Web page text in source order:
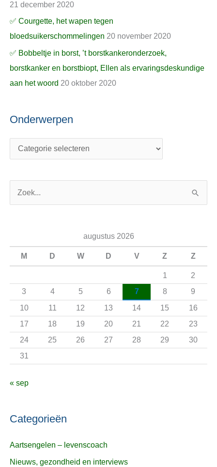
21 december 2020
✅ Courgette, het wapen tegen
bloedsuikerschommelingen 20 november 2020
✅ Bobbeltje in borst, ’t borstkankeronderzoek,
borstkanker en borstbiopt, Ellen als ervaringsdeskundige
aan het woord 20 oktober 2020
Onderwerpen
a
r
:
augustus 2026
M D W D V Z Z
1
2
3
4 5 6 7 8
9
10
11 12 13 14 15
16
17
18 19 20 21 22
23
24
25 26 27 28 29
30
31
« sep
Categorieën
Aartsengelen – levenscoach
Nieuws, gezondheid en interviews